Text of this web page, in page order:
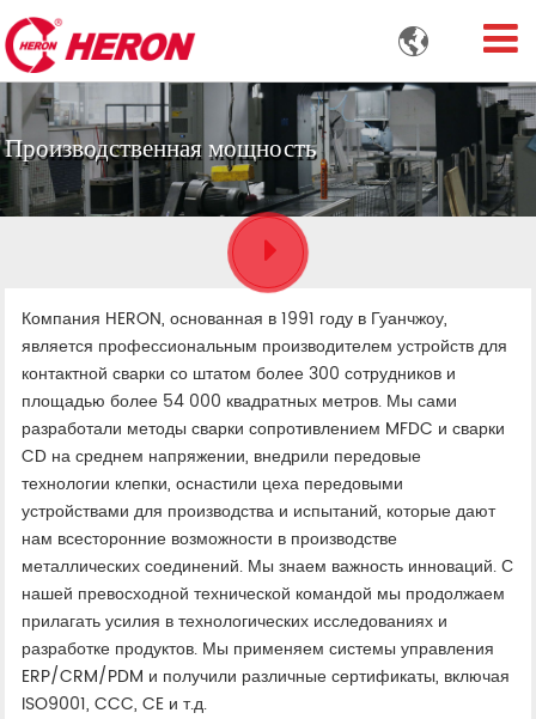

Производственная мощность
Компания HERON, основанная в 1991 году в Гуанчжоу,
является профессиональным производителем устройств для
контактной сварки со штатом более 300 сотрудников и
площадью более 54 000 квадратных метров. Мы сами
разработали методы сварки сопротивлением MFDC и сварки
CD на среднем напряжении, внедрили передовые
технологии клепки, оснастили цеха передовыми
устройствами для производства и испытаний, которые дают
нам всесторонние возможности в производстве
металлических соединений. Мы знаем важность инноваций. С
нашей превосходной технической командой мы продолжаем
прилагать усилия в технологических исследованиях и
разработке продуктов. Мы применяем системы управления
ERP/CRM/PDM и получили различные сертификаты, включая
ISO9001, CCC, CE и т.д.